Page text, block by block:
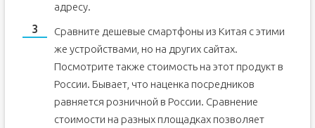
адресу.
Сравните дешевые смартфоны из Китая с этими
же устройствами, но на других сайтах.
Посмотрите также стоимость на этот продукт в
России. Бывает, что наценка посредников
равняется розничной в России. Сравнение
стоимости на разных площадках позволяет